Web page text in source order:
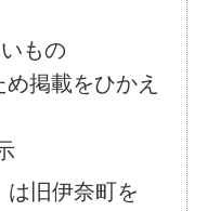
もの
め掲載をひかえ
は旧伊奈町を